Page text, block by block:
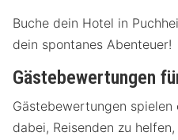
Buche dein Hotel in
dein spontanes Abenteuer!
Gästebewertungen
Gästebewertungen spielen
dabei, Reisenden zu